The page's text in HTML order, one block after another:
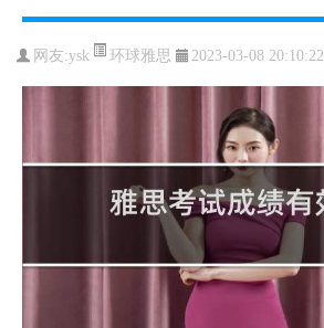
网友:ysk 环球雅思 2023-03-08 20:10:22